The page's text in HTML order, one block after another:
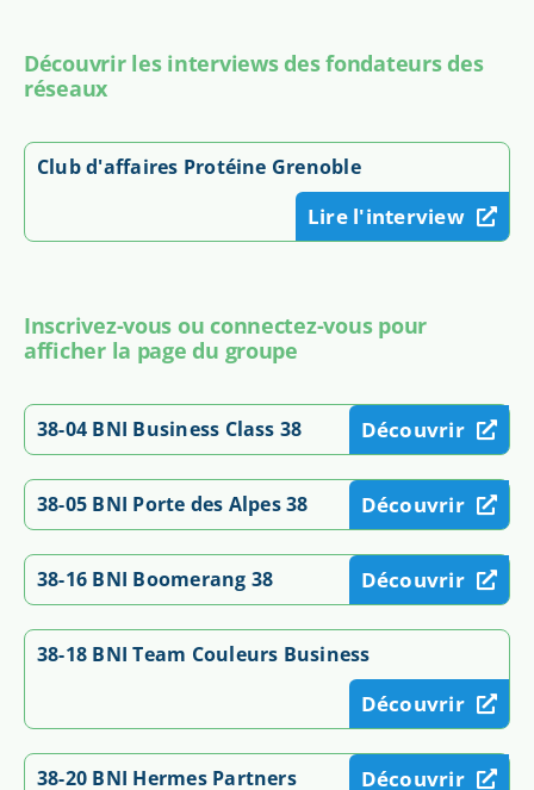
Découvrir les interviews des fondateurs des
réseaux
Club d'affaires Protéine Grenoble
Lire l'interview
Inscrivez-vous ou connectez-vous pour
afficher la page du groupe
38-04 BNI Business Class 38 Découvrir
38-05 BNI Porte des Alpes 38 Découvrir
38-16 BNI Boomerang 38 Découvrir
38-18 BNI Team Couleurs Business
Découvrir
38-20 BNI Hermes Partners Découvrir